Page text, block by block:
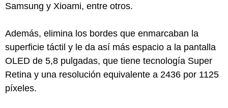
Samsung y Xioami, entre otros.
Además, elimina los bordes que enmarcaban la
superficie táctil y le da así más espacio a la pantalla
OLED de 5,8 pulgadas, que tiene tecnología Super
Retina y una resolución equivalente a 2436 por 1125
píxeles.